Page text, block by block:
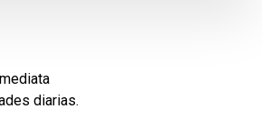
diarias.